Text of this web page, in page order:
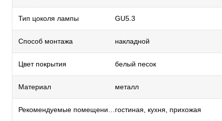
Тип цоколя лампы GU5.3
Способ монтажа накладной
Цвет покрытия белый песок
Материал металл
гостиная, кухня, прихожая